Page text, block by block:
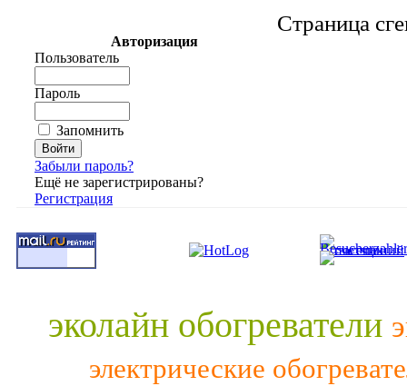
Авторизация
Пользователь
Пароль
Запомнить
Забыли пароль?
Ещё не зарегистрированы?
Регистрация
Страница
эколайн обогреватели
электрические